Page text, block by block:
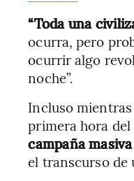
“Toda una
ocurra, pero
ocurrir algo
noche”.
Incluso
primera hora del
campaña
el transcurso de